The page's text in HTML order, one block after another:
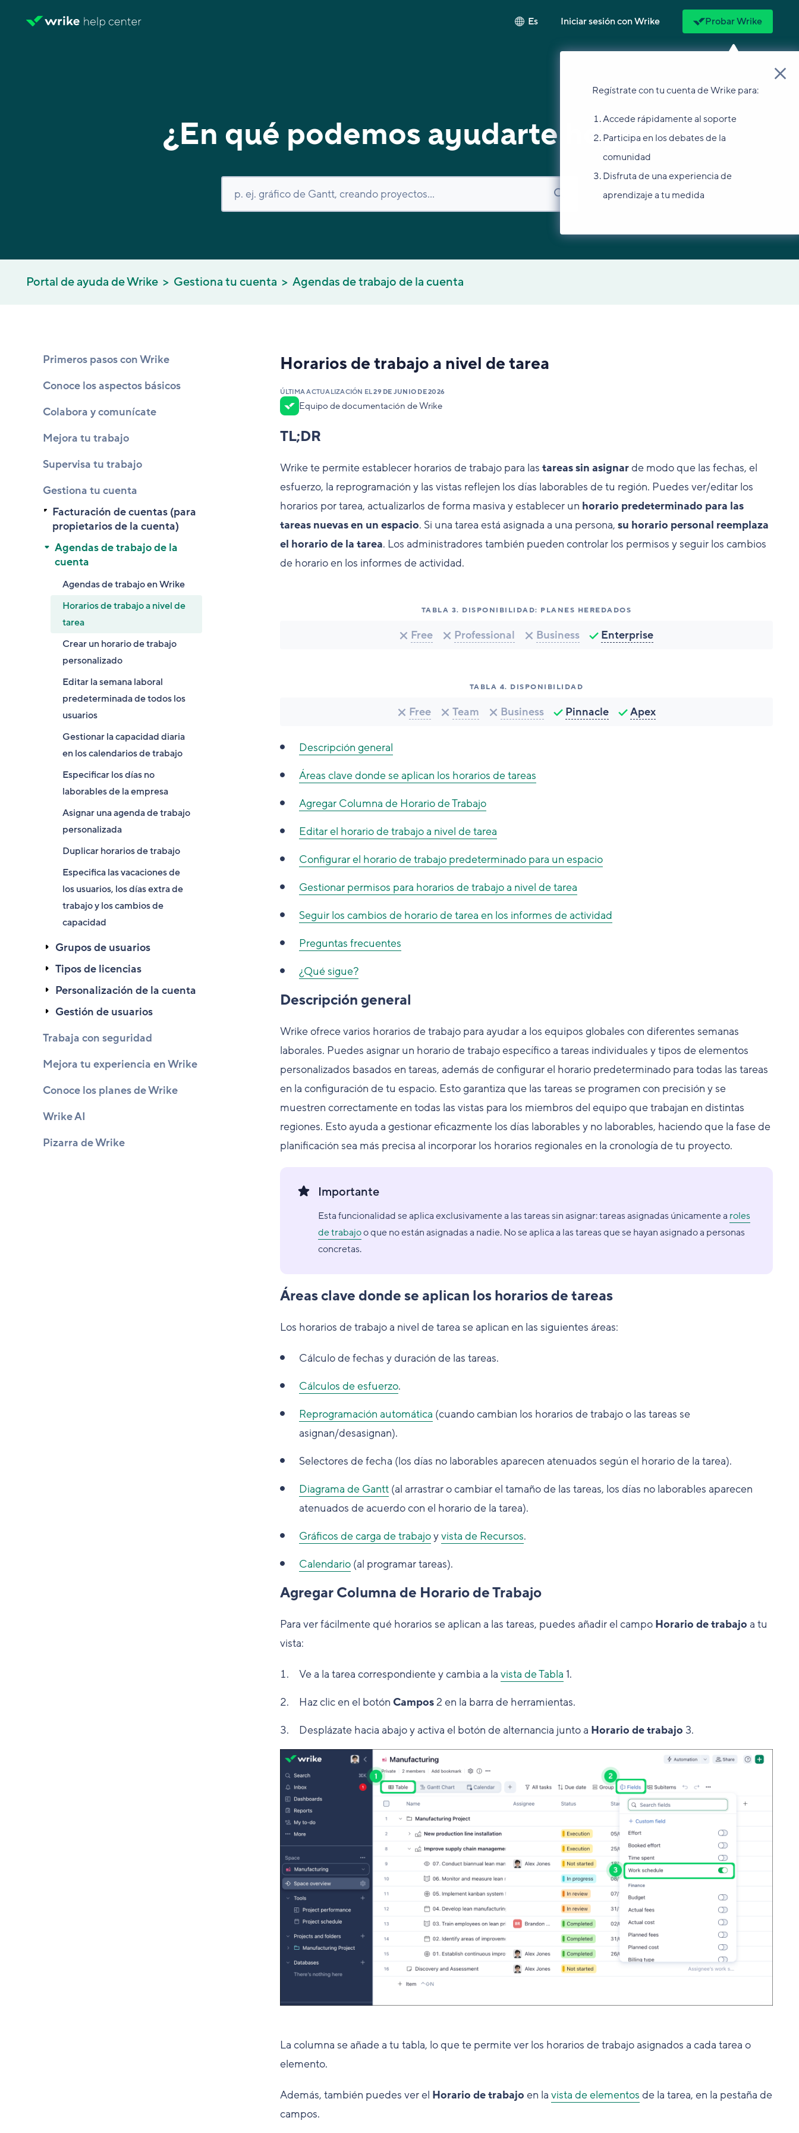
Es Iniciar sesión con Wrike Probar Wrike
Regístrate con tu cuenta de Wrike para:
Accede rápidamente al soporte
Participa en los debates de la
comunidad
Disfruta de una experiencia de
aprendizaje a tu medida
¿En qué podemos ayudarte hoy?
Portal de ayuda de Wrike Gestiona tu cuenta Agendas de trabajo de la cuenta
Primeros pasos con Wrike
Conoce los aspectos básicos
Colabora y comunícate
Mejora tu trabajo
Supervisa tu trabajo
Gestiona tu cuenta
Facturación de cuentas (para
propietarios de la cuenta)
Agendas de trabajo de la
cuenta
Agendas de trabajo en Wrike
Horarios de trabajo a nivel de
tarea
Crear un horario de trabajo
personalizado
Editar la semana laboral
predeterminada de todos los
usuarios
Gestionar la capacidad diaria
en los calendarios de trabajo
Especificar los días no
laborables de la empresa
Asignar una agenda de trabajo
personalizada
Duplicar horarios de trabajo
Especifica las vacaciones de
los usuarios, los días extra de
trabajo y los cambios de
capacidad
Grupos de usuarios
Tipos de licencias
Personalización de la cuenta
Gestión de usuarios
Trabaja con seguridad
Mejora tu experiencia en Wrike
Conoce los planes de Wrike
Wrike AI
Pizarra de Wrike
Horarios de trabajo a nivel de tarea
ÚLTIMA ACTUALIZACIÓN EL29 DE JUNIO DE 2026
Equipo de documentación de Wrike
TL;DR
Wrike te permite establecer horarios de trabajo para las tareas sin asignarde modo que las fechas, el
esfuerzo, la reprogramación y las vistas reflejen los días laborables de tu región. Puedes ver/editar los
horarios por tarea, actualizarlos de forma masiva y establecer un horario predeterminado para las
tareas nuevas en un espacio. Si una tarea está asignada a una persona, su horario personal reemplaza
el horario de la tarea. Los administradores también pueden controlar los permisos y seguir los cambios
de horario en los informes de actividad.
TABLA 3. DISPONIBILIDAD: PLANES HEREDADOS
Free Professional Business Enterprise
TABLA 4. DISPONIBILIDAD
Free Team Business Pinnacle Apex
Descripción general
Áreas clave donde se aplican los horarios de tareas
Agregar Columna de Horario de Trabajo
Editar el horario de trabajo a nivel de tarea
Configurar el horario de trabajo predeterminado para un espacio
Gestionar permisos para horarios de trabajo a nivel de tarea
Seguir los cambios de horario de tarea en los informes de actividad
Preguntas frecuentes
¿Qué sigue?
Descripción general
Wrike ofrece varios horarios de trabajo para ayudar a los equipos globales con diferentes semanas
laborales. Puedes asignar un horario de trabajo específico a tareas individuales y tipos de elementos
personalizados basados en tareas, además de configurar el horario predeterminado para todas las tareas
en la configuración de tu espacio. Esto garantiza que las tareas se programen con precisión y se
muestren correctamente en todas las vistas para los miembros del equipo que trabajan en distintas
regiones. Esto ayuda a gestionar eficazmente los días laborables y no laborables, haciendo que la fase de
planificación sea más precisa al incorporar los horarios regionales en la cronología de tu proyecto.
Importante
Esta funcionalidad se aplica exclusivamente a las tareas sin asignar: tareas asignadas únicamente a roles
de trabajoo que no están asignadas a nadie. No se aplica a las tareas que se hayan asignado a personas
concretas.
Áreas clave donde se aplican los horarios de tareas
Los horarios de trabajo a nivel de tarea se aplican en las siguientes áreas:
Cálculo de fechas y duración de las tareas.
Cálculos de esfuerzo.
Reprogramación automática (cuando cambian los horarios de trabajo o las tareas se
asignan/desasignan).
Selectores de fecha (los días no laborables aparecen atenuados según el horario de la tarea).
Diagrama de Gantt(al arrastrar o cambiar el tamaño de las tareas, los días no laborables aparecen
atenuados de acuerdo con el horario de la tarea).
Gráficos de carga de trabajoyvista de Recursos.
Calendario(al programar tareas).
Agregar Columna de Horario de Trabajo
Para ver fácilmente qué horarios se aplican a las tareas, puedes añadir el campo Horario de trabajo a tu
vista:
Ve a la tarea correspondiente y cambia a la vista de Tabla 1.
Haz clic en el botón Campos2 en la barra de herramientas.
Desplázate hacia abajo y activa el botón de alternancia junto a Horario de trabajo 3.
La columna se añade a tu tabla, lo que te permite ver los horarios de trabajo asignados a cada tarea o
elemento.
Además, también puedes ver el Horario de trabajo en la vista de elementos de la tarea, en la pestaña de
campos.